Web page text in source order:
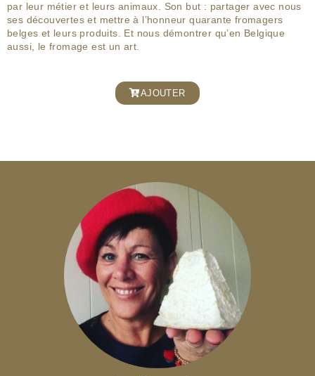
par leur métier et leurs animaux. Son but : partager avec nous
ses découvertes et mettre à l’honneur quarante fromagers
belges et leurs produits. Et nous démontrer qu’en Belgique
aussi, le fromage est un art.
AJOUTER